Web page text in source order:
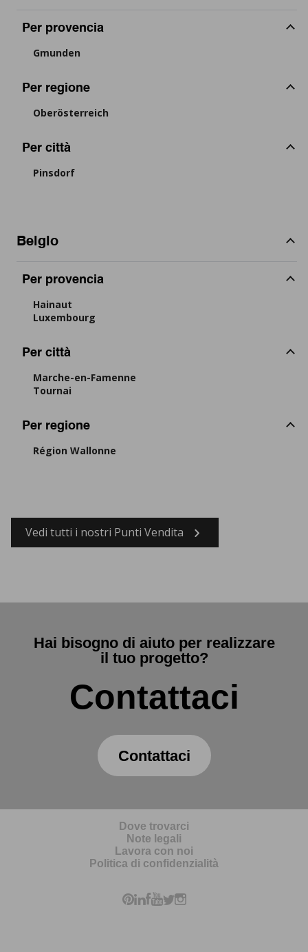
Per provencia
Gmunden
Per regione
Oberösterreich
Per città
Pinsdorf
Belgio
Per provencia
Hainaut
Luxembourg
Per città
Marche-en-Famenne
Tournai
Per regione
Région Wallonne
Vedi tutti i nostri Punti Vendita
Hai bisogno di aiuto per realizzare
il tuo progetto?
Contattaci
Contattaci
Dove trovarci
Note legali
Lavora con noi
Politica di confidenzialità